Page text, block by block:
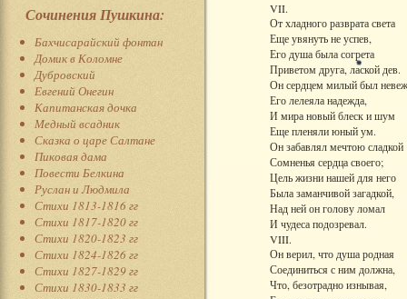
Сочинения Пушкина:
Бахчисарайский фонтан
Домик в Коломне
Дубровский
Евгений Онегин
Капитанская дочка
Медный всадник
Сказка о царе Салтане
Пиковая дама
Повести Белкина
Руслан и Людмила
Стихи 1813-1816 гг
Стихи 1817-1820 гг
Стихи 1820-1823 гг
Стихи 1824-1826 гг
Стихи 1827-1829 гг
Стихи 1830-1833 гг
VII.
От хладного разврата света
Еще увянуть не успев,
Его душа была согрета
Приветом друга, лаской дев.
Он сердцем милый был
Его лелеяла надежда,
И мира новый блеск и шум
Еще пленяли юный ум.
Он забавлял мечтою сладкой
Сомненья сердца своего;
Цель жизни нашей для него
Была заманчивой загадкой,
Над ней он голову ломал
И чудеса подозревал.
VIII.
Он верил, что душа родная
Соединиться с ним должна,
Что, безотрадно изнывая,